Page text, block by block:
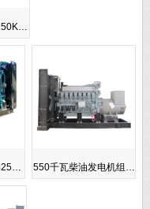
25… 550千瓦柴油发电机组…